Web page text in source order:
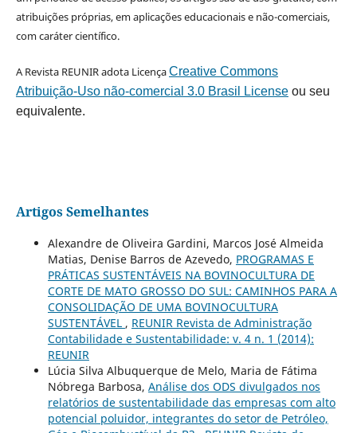
atribuições próprias, em aplicações educacionais e não-comerciais,
com caráter científico.
A Revista REUNIR adota LicençaCreative Commons
Atribuição-Uso não-comercial 3.0 Brasil Licenseou seu
equivalente.
Artigos Semelhantes
Alexandre de Oliveira Gardini, Marcos José Almeida
Matias, Denise Barros de Azevedo, PROGRAMAS E
PRÁTICAS SUSTENTÁVEIS NA BOVINOCULTURA DE
CORTE DE MATO GROSSO DO SUL: CAMINHOS PARA A
CONSOLIDAÇÃO DE UMA BOVINOCULTURA
SUSTENTÁVEL , REUNIR Revista de Administração
Contabilidade e Sustentabilidade: v. 4 n. 1 (2014):
REUNIR
Lúcia Silva Albuquerque de Melo, Maria de Fátima
Nóbrega Barbosa, Análise dos ODS divulgados nos
relatórios de sustentabilidade das empresas com alto
potencial poluidor, integrantes do setor de Petróleo,